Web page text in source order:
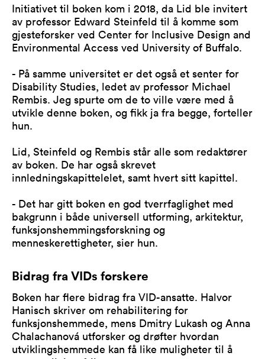
Initiativet til boken kom i 2018, da Lid ble invitert
av professor Edward Steinfeld til å komme som
gjesteforsker ved Center for Inclusive Design and
Environmental Access ved University of Buffalo.
- På samme universitet er det også et senter for
Disability Studies, ledet av professor Michael
Rembis. Jeg spurte om de to ville være med å
utvikle denne boken, og fikk ja fra begge, forteller
hun.
Lid, Steinfeld og Rembis står alle som redaktører
av boken. De har også skrevet
innledningskapittelelet, samt hvert sitt kapittel.
- Det har gitt boken en god tverrfaglighet med
bakgrunn i både universell utforming, arkitektur,
funksjonshemmingsforskning og
menneskerettigheter, sier hun.
Bidrag fra VIDs forskere
Boken har flere bidrag fra VID-ansatte. Halvor
Hanisch skriver om rehabilitering for
funksjonshemmede, mens Dmitry Lukash og Anna
Chalachanová utforsker og drøfter hvordan
utviklingshemmede kan få like muligheter til å